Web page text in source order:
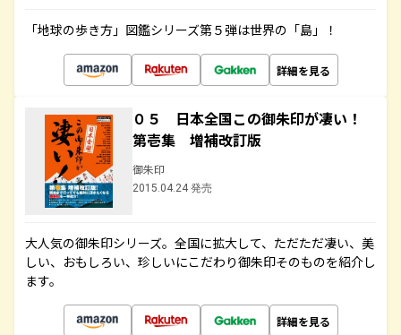
「地球の歩き方」図鑑シリーズ第５弾は世界の「島」！
詳細を見る
０５ 日本全国この御朱印が凄い！
第壱集 増補改訂版
御朱印
2015.04.24 発売
大人気の御朱印シリーズ。全国に拡大して、ただただ凄い、美
しい、おもしろい、珍しいにこだわり御朱印そのものを紹介し
ます。
詳細を見る